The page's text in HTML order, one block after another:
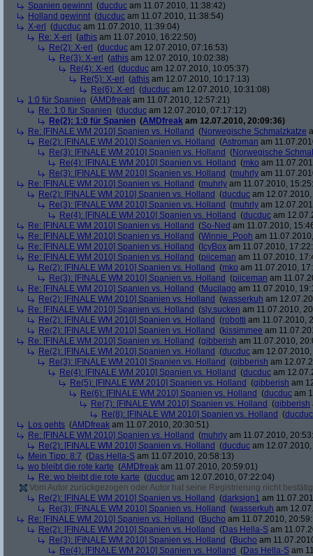
Spanien gewinnt (ducduc am 11.07.2010, 11:38:42)
Holland gewinnt (ducduc am 11.07.2010, 11:38:54)
X-erl
(ducduc am 11.07.2010, 11:39:04)
Re: X-erl
(athis am 11.07.2010, 16:22:50)
Re(2): X-erl
(ducduc am 12.07.2010, 07:16:53)
Re(3): X-erl
(athis am 12.07.2010, 10:02:38)
Re(4): X-erl
(ducduc am 12.07.2010, 10:05:37)
Re(5): X-erl
(athis am 12.07.2010, 10:17:13)
Re(6): X-erl
(ducduc am 12.07.2010, 10:31:08)
1:0 für Spanien (AMDfreak am 11.07.2010, 12:57:21)
Re: 1:0 für Spanien (ducduc am 12.07.2010, 07:17:12)
Re(2): 1:0 für Spanien (AMDfreak am 12.07.2010, 20:09:36)
Re: [FINALE WM 2010] Spanien vs. Holland (Norwegische Schmalzkatze
Re(2): [FINALE WM 2010] Spanien vs. Holland (Astroman am
Re(3): [FINALE WM 2010] Spanien vs. Holland (Norwegische
Re(4): [FINALE WM 2010] Spanien vs. Holland (mko am
Re(3): [FINALE WM 2010] Spanien vs. Holland (muhrly am
Re: [FINALE WM 2010] Spanien vs. Holland (muhrly am 11.07.2010,
Re(2): [FINALE WM 2010] Spanien vs. Holland (ducduc am
Re(3): [FINALE WM 2010] Spanien vs. Holland (muhrly am
Re(4): [FINALE WM 2010] Spanien vs. Holland (ducduc am
Re: [FINALE WM 2010] Spanien vs. Holland (So-Ned am 11.07.2010,
Re: [FINALE WM 2010] Spanien vs. Holland (Winnie_Pooh am
Re: [FINALE WM 2010] Spanien vs. Holland ( IcyBox am 11.07.2010,
Re: [FINALE WM 2010] Spanien vs. Holland (piiceman am 11.07.2010,
Re(2): [FINALE WM 2010] Spanien vs. Holland (mko am 11.07.2010,
Re(3): [FINALE WM 2010] Spanien vs. Holland (piiceman am
Re: [FINALE WM 2010] Spanien vs. Holland (Mucilago am 11.07.2010,
Re(2): [FINALE WM 2010] Spanien vs. Holland (wasserkuh am
Re: [FINALE WM 2010] Spanien vs. Holland (sly.sucken am 11.07.2010,
Re(2): [FINALE WM 2010] Spanien vs. Holland (robotti am 11.07.2010,
Re(2): [FINALE WM 2010] Spanien vs. Holland (kissimmee am
Re: [FINALE WM 2010] Spanien vs. Holland (gibberish am 11.07.2010,
Re(2): [FINALE WM 2010] Spanien vs. Holland (ducduc am
Re(3): [FINALE WM 2010] Spanien vs. Holland (gibberish am
Re(4): [FINALE WM 2010] Spanien vs. Holland (ducduc am
Re(5): [FINALE WM 2010] Spanien vs. Holland (gibberish am
Re(6): [FINALE WM 2010] Spanien vs. Holland (ducduc am
Re(7): [FINALE WM 2010] Spanien vs. Holland (gibberish
Re(8): [FINALE WM 2010] Spanien vs. Holland (ducduc
Los gehts (AMDfreak am 11.07.2010, 20:30:51)
Re: [FINALE WM 2010] Spanien vs. Holland (muhrly am 11.07.2010,
Re(2): [FINALE WM 2010] Spanien vs. Holland (ducduc am
Mein Tipp: 8:7 (Das Hella-S am 11.07.2010, 20:58:13)
wo bleibt die rote karte (AMDfreak am 11.07.2010, 20:59:01)
Re: wo bleibt die rote karte (ducduc am 12.07.2010, 07:22:04)
Vom Autor zurückgezogen oder Autor hat seine Registrierung nicht
Re(2): [FINALE WM 2010] Spanien vs. Holland (darksign1 am
Re(3): [FINALE WM 2010] Spanien vs. Holland (wasserkuh am
Re: [FINALE WM 2010] Spanien vs. Holland (Bucho am 11.07.2010,
Re(2): [FINALE WM 2010] Spanien vs. Holland (Das Hella-S am
Re(3): [FINALE WM 2010] Spanien vs. Holland (Bucho am
Re(4): [FINALE WM 2010] Spanien vs. Holland (Das Hella-S am